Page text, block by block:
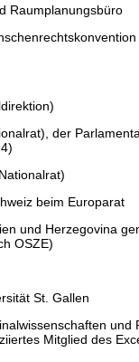
Raumplanungsbüro
der
beim Europarat
und Herzegovina
OSZE)
St. Gallen
und
Mitglied des